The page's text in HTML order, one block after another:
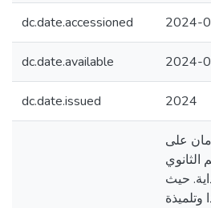
dc.date.accessioned 2024-
dc.date.available 2024-
dc.date.issued 2024
على
الثانوي
حيث
قوامها 135 تلميذا وتلميذة